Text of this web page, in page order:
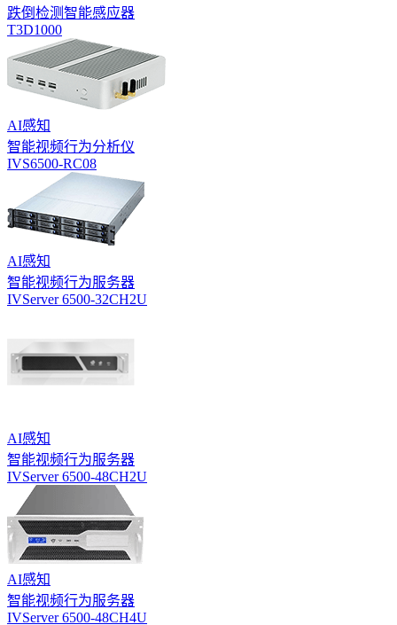
跌倒检测智能感应器
T3D1000
AI感知
智能视频行为分析仪
IVS6500-RC08
AI感知
智能视频行为服务器
IVServer 6500-32CH2U
AI感知
智能视频行为服务器
IVServer 6500-48CH2U
AI感知
智能视频行为服务器
IVServer 6500-48CH4U